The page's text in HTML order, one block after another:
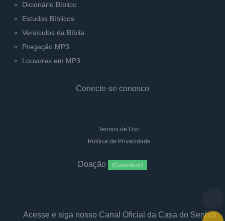
Dicionário Bíblico
Estudos Bíblicos
Versículos da Bíblia
Pregação MP3
Louvores em MP3
Conecte-se conosco
Termos de Uso
Política de Privacidade
Doação (Contribuir)
Acesse e siga nosso Canal Oficial da Casa do Senhor